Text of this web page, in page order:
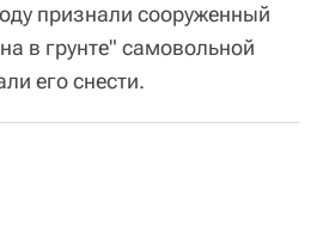
признали сооруженный
в грунте" самовольной
его снести.